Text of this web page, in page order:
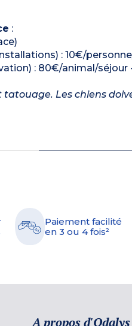
:
: 10€/
: 80€/animal/séjour
Les chiens
Paiement facilité
en 3 ou 4 fois²
A propos d'Odalys